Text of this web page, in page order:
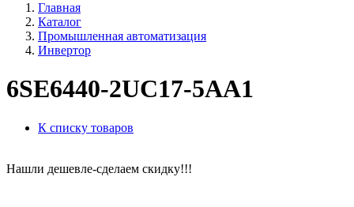
Главная
Каталог
Промышленная автоматизация
Инвертор
6SE6440-2UC17-5AA1
К списку товаров
Нашли дешевле-сделаем скидку!!!